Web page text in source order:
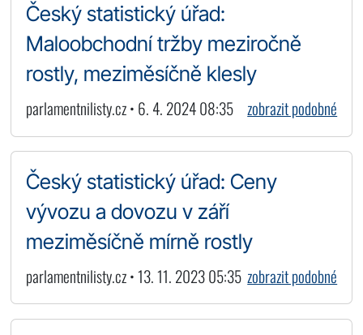
Český statistický úřad:
Maloobchodní tržby meziročně
rostly, meziměsíčně klesly
parlamentnilisty.cz • 6. 4. 2024 08:35 zobrazit podobné
Český statistický úřad: Ceny
vývozu a dovozu v září
meziměsíčně mírně rostly
parlamentnilisty.cz • 13. 11. 2023 05:35 zobrazit podobné